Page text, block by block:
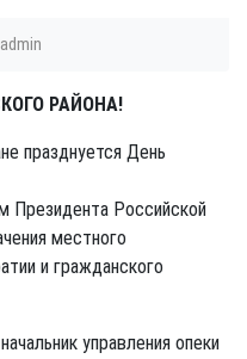
admin
РАЙОНА!
празднуется День
Президента Российской
местного
и гражданского
управления опеки